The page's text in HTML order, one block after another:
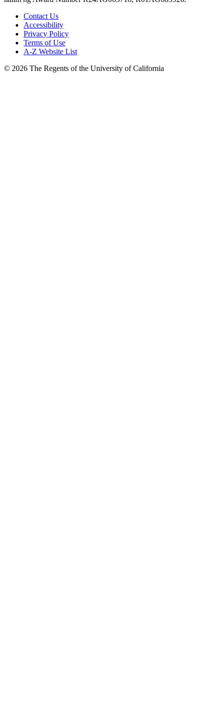
Contact Us
Accessibility
Privacy Policy
Terms of Use
A-Z Website List
© 2026 The Regents of the University of California